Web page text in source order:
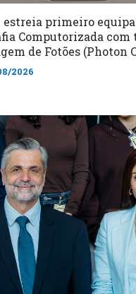
estreia primeiro
Computorizada com
de Fotões (Photon
2026